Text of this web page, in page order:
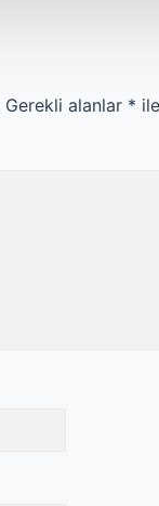
Gerekli alanlar *